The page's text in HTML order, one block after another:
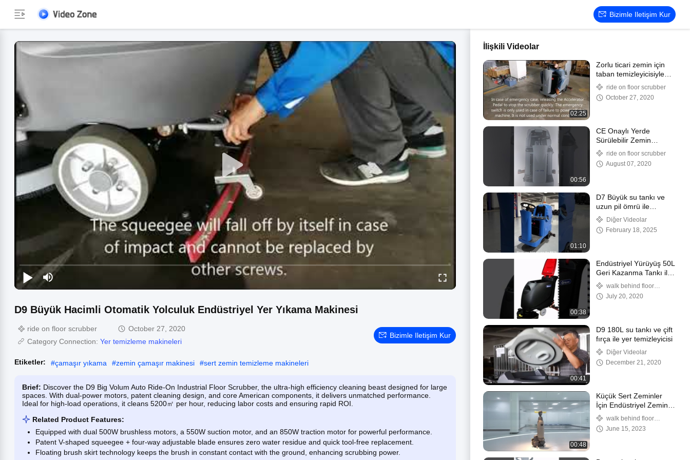
Bizimle Iletişim Kur
D9 Büyük Hacimli Otomatik Yolculuk Endüstriyel Yer Yıkama Makinesi
ride on floor scrubber
October 27, 2020
Category Connection: Yer temizleme makineleri
Bizimle Iletişim Kur
Etiketler: #çamaşır yıkama #zemin çamaşır makinesi #sert zemin temizleme makineleri
Brief: Discover the D9 Big Volum Auto Ride-On Industrial Floor Scrubber, the ultra-high efficiency cleaning beast designed for large
spaces. With dual-power motors, patent cleaning design, and core American components, it delivers unmatched performance.
Ideal for high-load operations, it cleans 5200㎡ per hour, reducing labor costs and ensuring rapid ROI.
Related Product Features:
Equipped with dual 500W brushless motors, a 550W suction motor, and an 850W traction motor for powerful performance.
Patent V-shaped squeegee + four-way adjustable blade ensures zero water residue and quick tool-free replacement.
Floating brush skirt technology keeps the brush in constant contact with the ground, enhancing scrubbing power.
İlişkili Videolar
02:25
Zorlu ticari zemin için
taban temizleyicisiyle
pille çalışan yolculuk
ride on floor scrubber
October 27, 2020
00:56
CE Onaylı Yerde
Sürülebilir Zemin
Temizleme Makinesi
ride on floor scrubber
August 07, 2020
01:10
D7 Büyük su tankı ve
uzun pil ömrü ile
kompakt yolculuk zemin
temizleyici kurutma
makinesi
Diğer Videolar
February 18, 2025
00:38
Endüstriyel Yürüyüş 50L
Geri Kazanma Tankı ile
Otomatik Kirleticinin
Arkasında
walk behind floor
scrubber
July 20, 2020
00:41
D9 180L su tankı ve çift
fırça ile yer temizleyicisi
Diğer Videolar
December 21, 2020
00:48
Küçük Sert Zeminler
İçin Endüstriyel Zemin
Temizleme Ovalayıcı
MFS208N
walk behind floor
scrubber
June 15, 2023